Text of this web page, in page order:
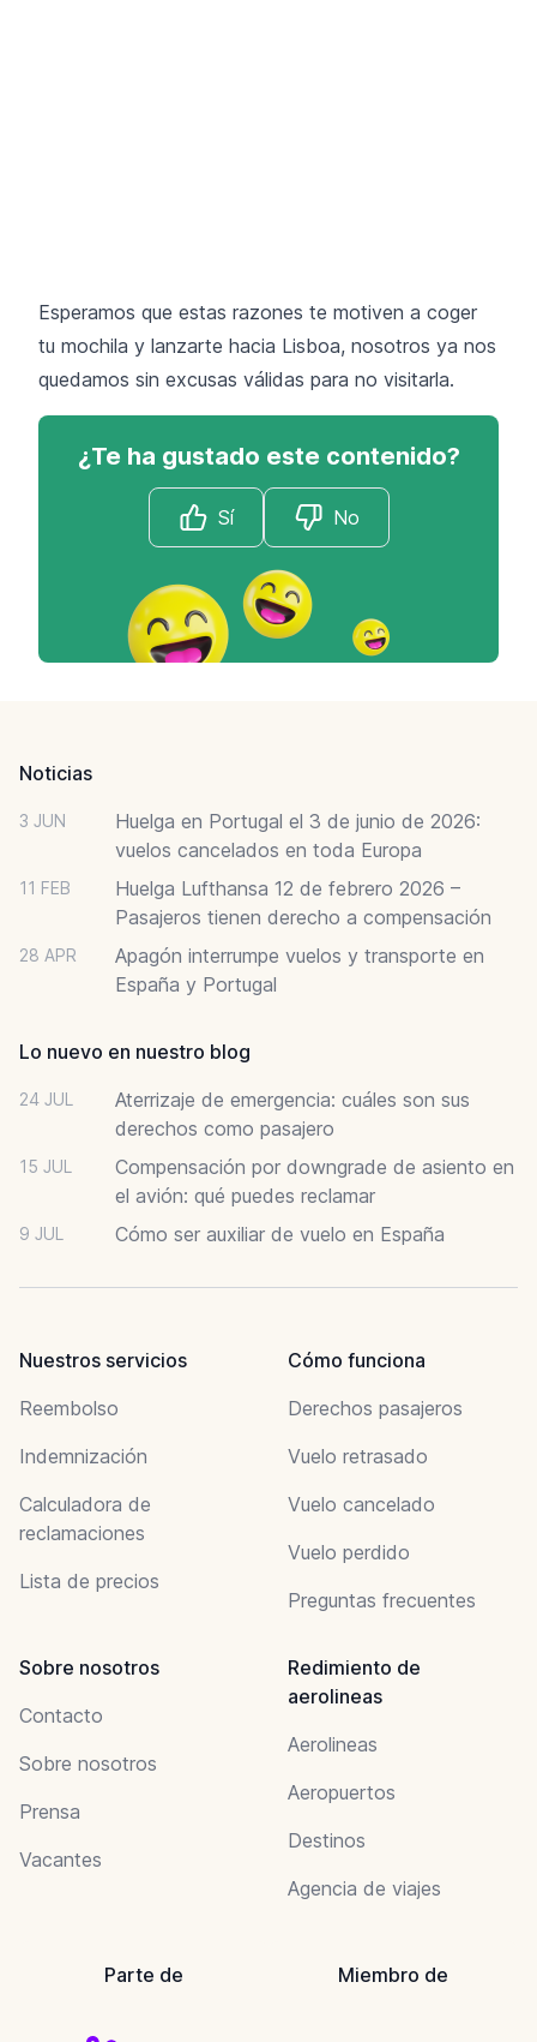
Esperamos que estas razones te motiven a coger
tu mochila y lanzarte hacia Lisboa, nosotros ya nos
quedamos sin excusas válidas para no visitarla.
¿Te ha gustado este contenido?
Sí No
Noticias
3 JUN
Huelga en Portugal el 3 de junio de 2026:
vuelos cancelados en toda Europa
11 FEB
Huelga Lufthansa 12 de febrero 2026 –
Pasajeros tienen derecho a compensación
28 APR
Apagón interrumpe vuelos y transporte en
España y Portugal
Lo nuevo en nuestro blog
24 JUL
Aterrizaje de emergencia: cuáles son sus
derechos como pasajero
15 JUL
Compensación por downgrade de asiento en
el avión: qué puedes reclamar
9 JUL Cómo ser auxiliar de vuelo en España
Nuestros servicios
Reembolso
Indemnización
Calculadora de
reclamaciones
Lista de precios
Cómo funciona
Derechos pasajeros
Vuelo retrasado
Vuelo cancelado
Vuelo perdido
Preguntas frecuentes
Sobre nosotros
Contacto
Sobre nosotros
Prensa
Vacantes
Redimiento de
aerolineas
Aerolineas
Aeropuertos
Destinos
Agencia de viajes
Parte de Miembro de